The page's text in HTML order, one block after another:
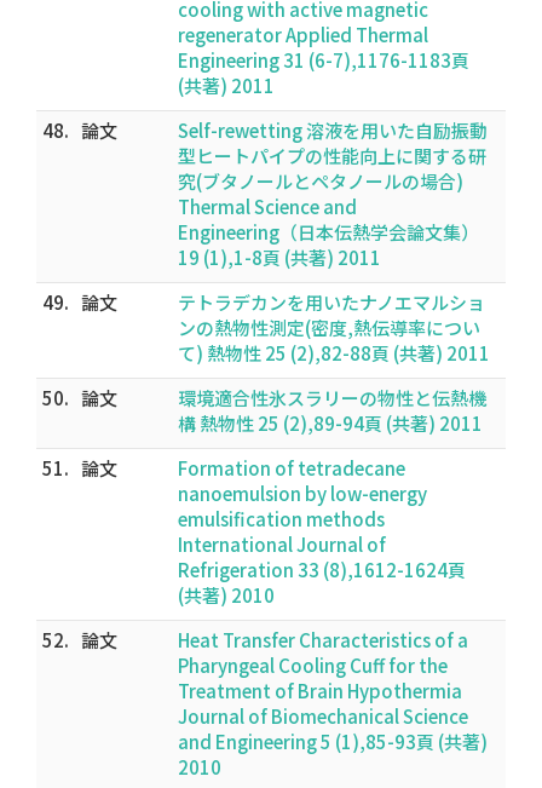
cooling with active magnetic
regenerator Applied Thermal
Engineering 31 (6-7),1176-1183頁
(共著) 2011
48. 論文
Self-rewetting 溶液を用いた自励振動
型ヒートパイプの性能向上に関する研
究(ブタノールとペタノールの場合)
Thermal Science and
Engineering（日本伝熱学会論文集）
19 (1),1-8頁 (共著) 2011
49. 論文
テトラデカンを用いたナノエマルショ
ンの熱物性測定(密度,熱伝導率につい
て) 熱物性 25 (2),82-88頁 (共著) 2011
50. 論文
環境適合性氷スラリーの物性と伝熱機
構 熱物性 25 (2),89-94頁 (共著) 2011
51. 論文
Formation of tetradecane
nanoemulsion by low-energy
emulsification methods
International Journal of
Refrigeration 33 (8),1612-1624頁
(共著) 2010
52. 論文
Heat Transfer Characteristics of a
Pharyngeal Cooling Cuff for the
Treatment of Brain Hypothermia
Journal of Biomechanical Science
and Engineering 5 (1),85-93頁 (共著)
2010